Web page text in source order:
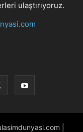
ulaştırıyoruz.
|